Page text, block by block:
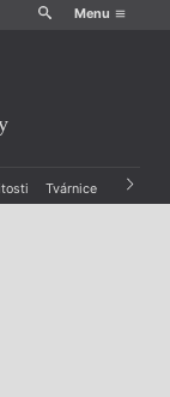
Menu
Tvárnice Archiv